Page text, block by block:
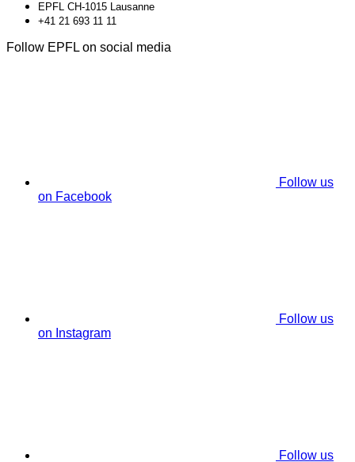
EPFL CH-1015 Lausanne
+41 21 693 11 11
Follow EPFL on social media
Follow us
on Facebook
Follow us
on Instagram
Follow us